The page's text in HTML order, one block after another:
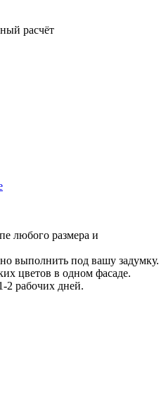
расчёт
любого размера и
выполнить под вашу задумку.
цветов в одном фасаде.
2 рабочих дней.